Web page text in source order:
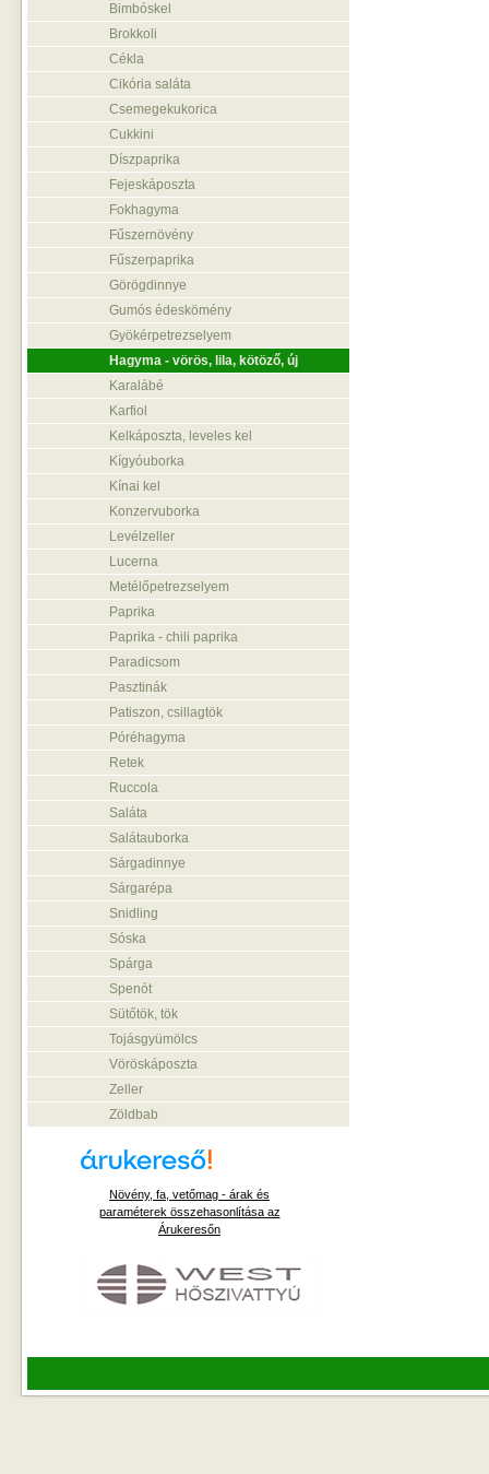
Bimbóskel
Brokkoli
Cékla
Cikória saláta
Csemegekukorica
Cukkini
Díszpaprika
Fejeskáposzta
Fokhagyma
Fűszernövény
Fűszerpaprika
Görögdinnye
Gumós édeskömény
Gyökérpetrezselyem
Hagyma - vörös, lila, kötöző, új
Karalábé
Karfiol
Kelkáposzta, leveles kel
Kígyóuborka
Kínai kel
Konzervuborka
Levélzeller
Lucerna
Metélőpetrezselyem
Paprika
Paprika - chili paprika
Paradicsom
Pasztinák
Patiszon, csillagtök
Póréhagyma
Retek
Ruccola
Saláta
Salátauborka
Sárgadinnye
Sárgarépa
Snidling
Sóska
Spárga
Spenót
Sütőtök, tök
Tojásgyümölcs
Vöröskáposzta
Zeller
Zöldbab
Növény, fa, vetőmag - árak és
paraméterek összehasonlítása az
Árukeresőn